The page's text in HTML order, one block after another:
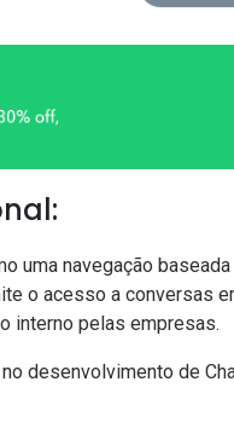
uma navegação
o acesso a conversas
interno pelas empresas.
desenvolvimento de